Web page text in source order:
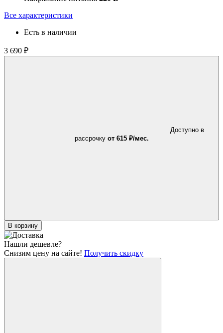
Все характеристики
Есть в наличии
3 690 ₽
Доступно в
рассрочку от 615 ₽/мес.
В корзину
Нашли дешевле?
Снизим цену на сайте! Получить скидку